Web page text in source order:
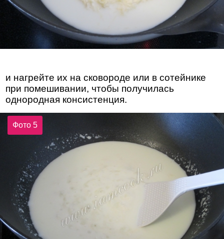
и нагрейте их на сковороде или в сотейнике
при помешивании, чтобы получилась
однородная консистенция.
Фото 5